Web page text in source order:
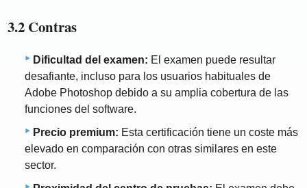
3.2 Contras
Dificultad del examen: El examen puede resultar
desafiante, incluso para los usuarios habituales de
Adobe Photoshop debido a su amplia cobertura de las
funciones del software.
Precio premium: Esta certificación tiene un coste más
elevado en comparación con otras similares en este
sector.